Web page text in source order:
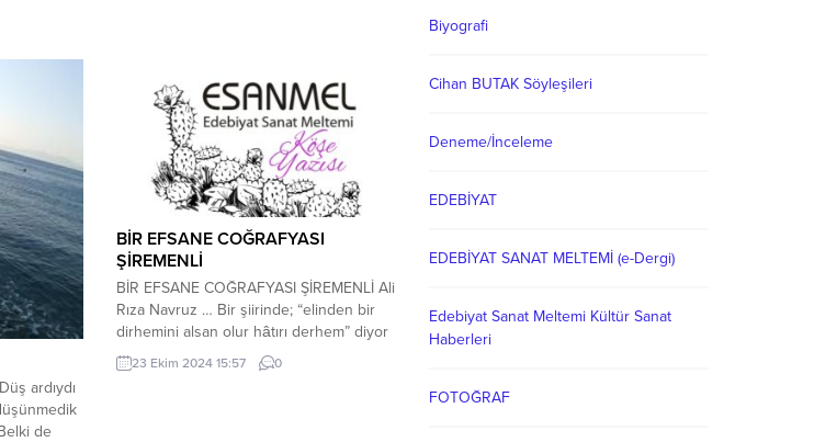
ardıydı
de
BİR EFSANE COĞRAFYASI
ŞİREMENLİ
BİR EFSANE COĞRAFYASI ŞİREMENLİ Ali
Rıza Navruz … Bir şiirinde; “elinden bir
dirhemini alsan olur hâtırı derhem” diyor
ya Bağdatlı Rûhi; o hesap, ben de
Şiremenli’yi çekip alsaydım Kayseri
23 Ekim 2024 15:57 0
Biyografi
Cihan BUTAK Söyleşileri
Deneme/İnceleme
EDEBİYAT
EDEBİYAT SANAT MELTEMİ (e-Dergi)
Edebiyat Sanat Meltemi Kültür Sanat
Haberleri
FOTOĞRAF